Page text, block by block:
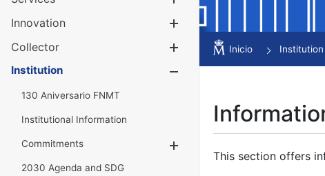
Innovation
Collector
Show/Hide
Institution
130 Aniversario FNMT
Institutional Information
Commitments
2030 Agenda and SDG
Inicio Institution
This section offers